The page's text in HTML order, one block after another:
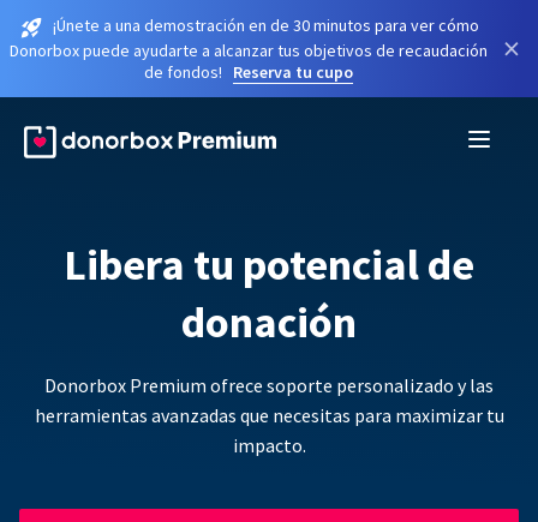
¡Únete a una demostración en de 30 minutos para ver cómo
Donorbox puede ayudarte a alcanzar tus objetivos de recaudación
de fondos!
Reserva tu cupo
×
Libera tu potencial de
donación
Donorbox Premium ofrece soporte personalizado y las
herramientas avanzadas que necesitas para maximizar tu
impacto.